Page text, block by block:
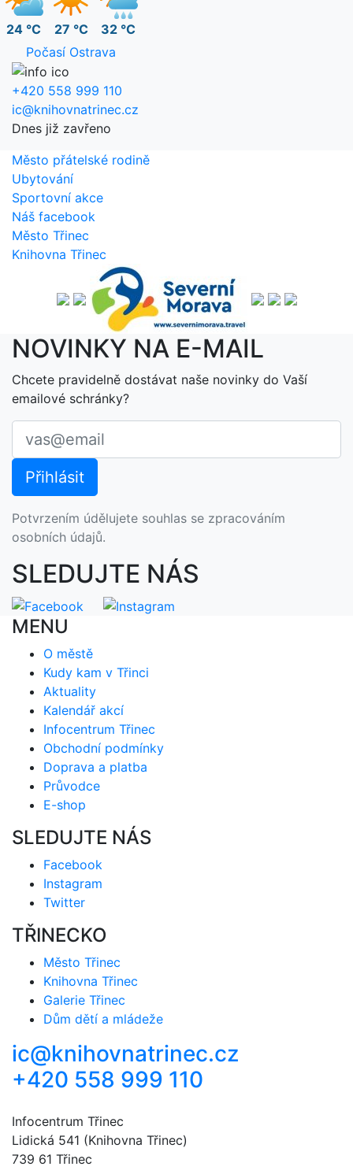
24 °C 27 °C
32 °C
Počasí Ostrava
+420 558 999 110
ic@knihovnatrinec.cz
Dnes již zavřeno
Město přátelské rodině
Ubytování
Sportovní akce
Náš facebook
Město Třinec
Knihovna Třinec
NOVINKY NA E-MAIL
Chcete pravidelně dostávat naše novinky do Vaší
emailové schránky?
Potvrzením údělujete souhlas se zpracováním
osobních údajů.
SLEDUJTE NÁS
MENU
O městě
Kudy kam v Třinci
Aktuality
Kalendář akcí
Infocentrum Třinec
Obchodní podmínky
Doprava a platba
Průvodce
E-shop
SLEDUJTE NÁS
Facebook
Instagram
Twitter
TŘINECKO
Město Třinec
Knihovna Třinec
Galerie Třinec
Dům dětí a mládeže
ic@knihovnatrinec.cz
+420 558 999 110
Infocentrum Třinec
Lidická 541 (Knihovna Třinec)
739 61 Třinec